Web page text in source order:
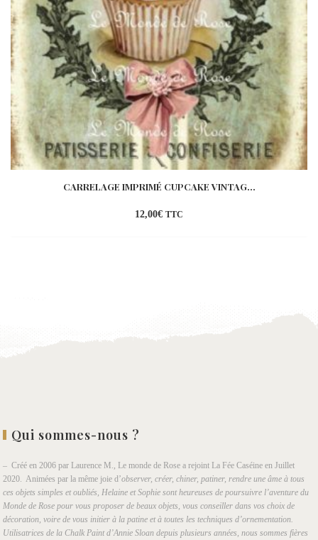
CARRELAGE IMPRIMÉ CUPCAKE VINTAG...
12,00€ TTC
Qui sommes-nous ?
– Créé en 2006 par Laurence M., Le monde de Rose a rejoint La Fée Caséine en Juillet
2020. Animées par la même joie d’observer, créer, chiner, patiner, rendre une âme à tous
ces objets simples et oubliés, Helaine et Sophie sont heureuses de poursuivre l’aventure du
Monde de Rose pour vous proposer de beaux objets, vous conseiller dans vos choix de
décoration, voire de vous initier à la patine et à toutes les techniques d’ornementation.
Utilisatrices de la Chalk Paint d’Annie Sloan depuis plusieurs années, nous sommes fières